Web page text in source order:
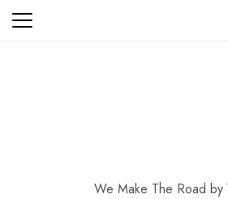
Skip
We Make The Road by